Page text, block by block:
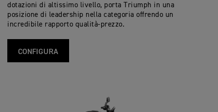
dotazioni di altissimo livello, porta Triumph in una
posizione di leadership nella categoria offrendo un
incredibile rapporto qualità-prezzo.
CONFIGURA